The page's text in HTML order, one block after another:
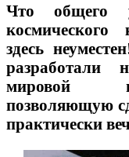
Что общего
здесь
мировой
позволяющую
практически